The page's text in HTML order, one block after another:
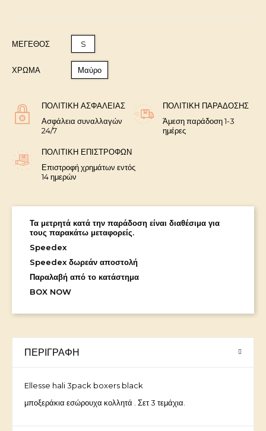
ΜΈΓΕΘΟΣ S
ΧΡΩΜΑ Μαύρο
ΠΟΛΙΤΙΚΉ ΑΣΦΑΛΕΊΑΣ
Ασφάλεια συναλλαγών
24/7
ΠΟΛΙΤΙΚΉ ΠΑΡΆΔΟΣΗΣ
Άμεση παράδοση 1-3
ημέρες
ΠΟΛΙΤΙΚΉ ΕΠΙΣΤΡΟΦΏΝ
Επιστροφή χρημάτων εντός
14 ημερών
Τα μετρητά κατά την παράδοση είναι διαθέσιμα για
τους παρακάτω μεταφορείς.
Speedex
Speedex δωρεάν αποστολή
Παραλαβή από το κατάστημα
BOX NOW
ΠΕΡΙΓΡΑΦΉ
Ellesse hali 3pack boxers black
μποξεράκια εσώρουχα κολλητά . Σετ 3 τεμάχια.